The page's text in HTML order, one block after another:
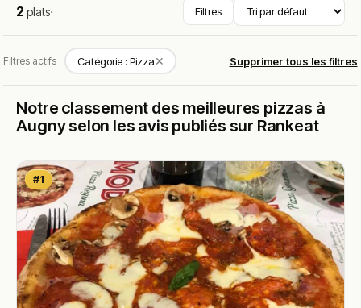
2 plats· Filtres
Filtres actifs : Catégorie : Pizza✕ Supprimer tous les filtres
Notre classement des meilleures pizzas à
Augny selon les avis publiés sur Rankeat
#1